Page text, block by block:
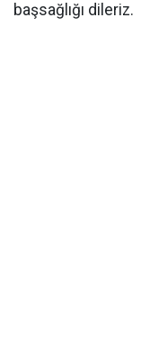
başsağlığı dileriz.